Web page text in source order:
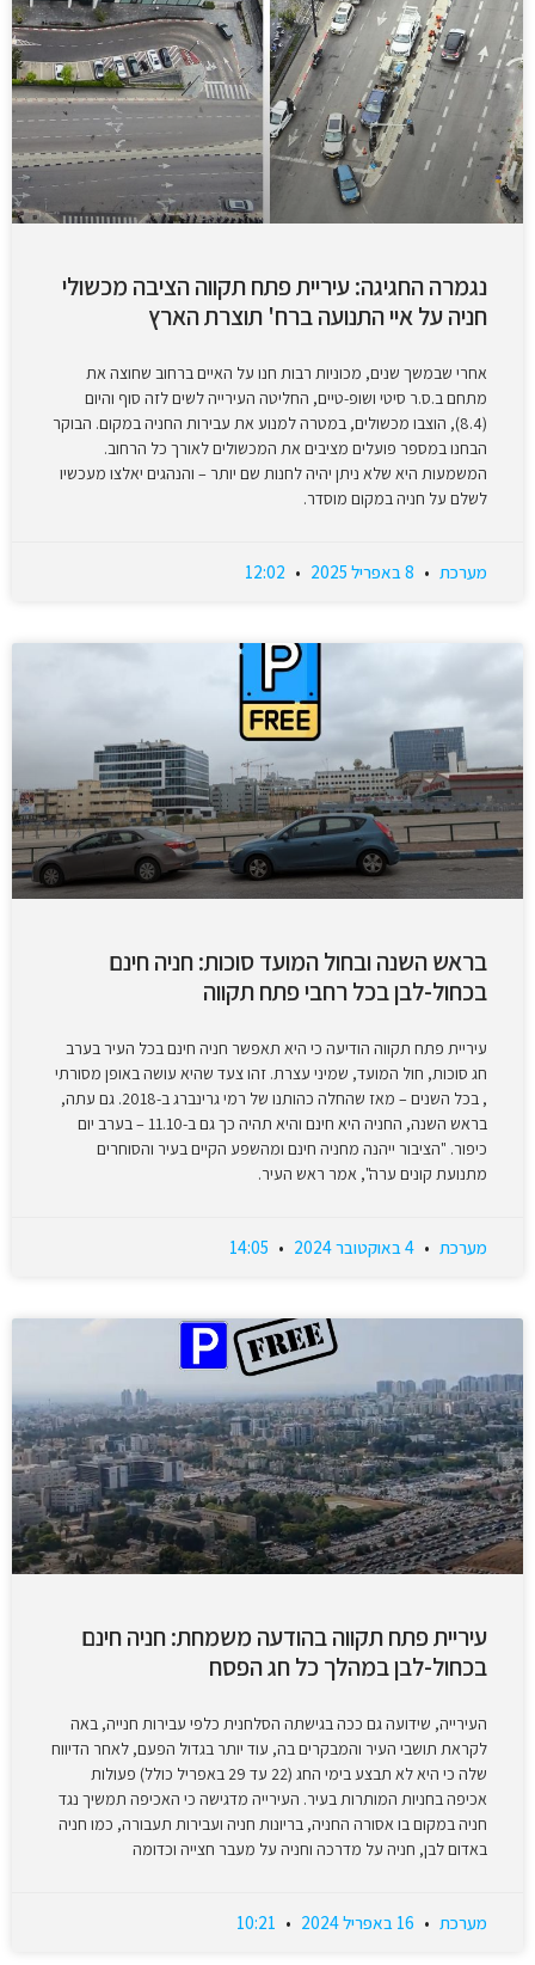
נגמרה החגיגה: עיריית פתח תקווה הציבה מכשולי
חניה על איי התנועה ברח' תוצרת הארץ
אחרי שבמשך שנים, מכוניות רבות חנו על האיים ברחוב שחוצה את
מתחם ב.ס.ר סיטי ושופ-טיים, החליטה העירייה לשים לזה סוף והיום
(8.4), הוצבו מכשולים, במטרה למנוע את עבירות החניה במקום. הבוקר
הבחנו במספר פועלים מציבים את המכשולים לאורך כל הרחוב.
המשמעות היא שלא ניתן יהיה לחנות שם יותר – והנהגים יאלצו מעכשיו
לשלם על חניה במקום מוסדר.
מערכת
בראש השנה ובחול המועד סוכות: חניה חינם
בכחול-לבן בכל רחבי פתח תקווה
עיריית פתח תקווה הודיעה כי היא תאפשר חניה חינם בכל העיר בערב
חג סוכות, חול המועד, שמיני עצרת. זהו צעד שהיא עושה באופן מסורתי
, בכל השנים – מאז שהחלה כהותנו של רמי גרינברג ב-2018. גם עתה,
בראש השנה, החניה היא חינם והיא תהיה כך גם ב-11.10 – בערב יום
כיפור. "הציבור ייהנה מחניה חינם ומהשפע הקיים בעיר והסוחרים
מתנועת קונים ערה", אמר ראש העיר.
מערכת
עיריית פתח תקווה בהודעה משמחת: חניה חינם
בכחול-לבן במהלך כל חג הפסח
העירייה, שידועה גם ככה בגישתה הסלחנית כלפי עבירות חנייה, באה
לקראת תושבי העיר והמבקרים בה, עוד יותר בגדול הפעם, לאחר הדיווח
שלה כי היא לא תבצע בימי החג (22 עד 29 באפריל כולל) פעולות
אכיפה בחניות המותרות בעיר. העירייה מדגישה כי האכיפה תמשיך נגד
חניה במקום בו אסורה החניה, בריונות חניה ועבירות תעבורה, כמו חניה
באדום לבן, חניה על מדרכה וחניה על מעבר חצייה וכדומה
מערכת